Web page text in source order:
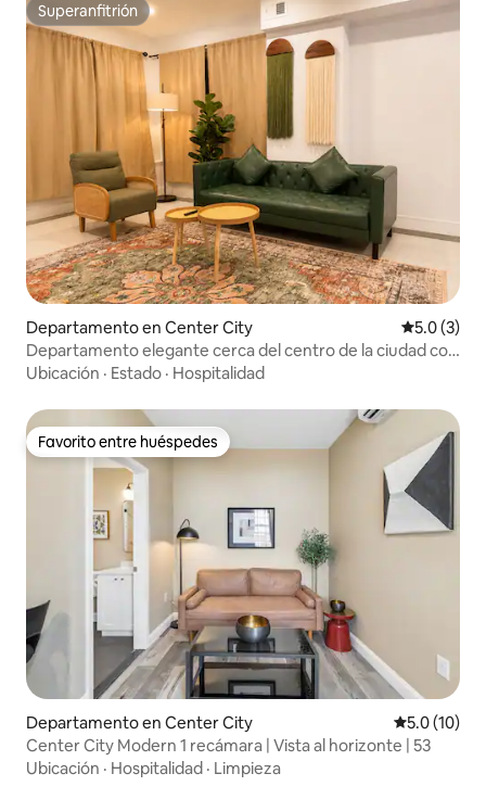
Superanfitrión
Superanfitrión
Departamento en Center City
5.0 (3)
Departamento elegante cerca del centro de la ciudad con
estacionamiento gratuito
Ubicación · Estado · Hospitalidad
Favorito entre huéspedes
Favorito entre huéspedes
Departamento en Center City Calificación
5.0 (10)
Center City Modern 1 recámara | Vista al horizonte | 53
Ubicación · Hospitalidad · Limpieza